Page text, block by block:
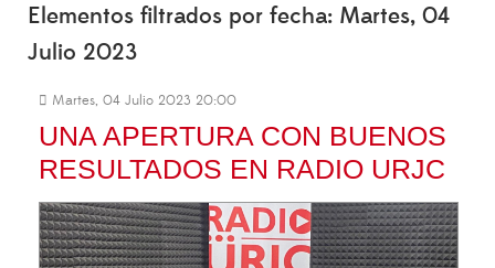
Elementos filtrados por fecha: Martes, 04
Julio 2023
Martes, 04 Julio 2023 20:00
UNA APERTURA CON BUENOS
RESULTADOS EN RADIO URJC